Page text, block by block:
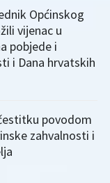
Općinskog
vijenac u
pobjede i
i Dana hrvatskih
povodom
zahvalnosti i